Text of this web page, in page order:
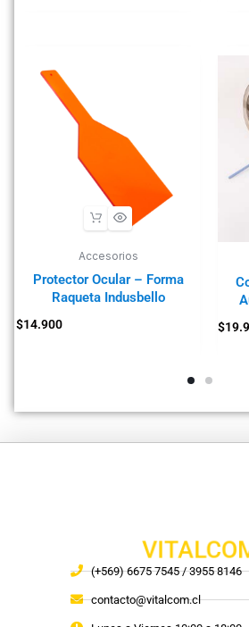
Accesorios
Protector Ocular – Forma
Raqueta Indusbello
$14.900 $
(+569) 6675 7545 / 3955 8146
contacto@vitalcom.cl